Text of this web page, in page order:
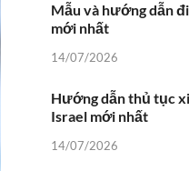
Mẫu và hướng dẫn
mới nhất
14/07/2026
Hướng dẫn thủ tục
Israel mới nhất
14/07/2026